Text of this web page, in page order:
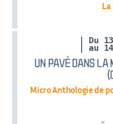
La
| Du
UN PAVÉ DANS
| au
Micro Anthologie de